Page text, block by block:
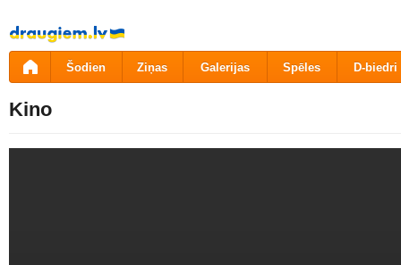
Pāriet
uz
saturu
Šodien Ziņas Galerijas Spēles D-biedri
Kino